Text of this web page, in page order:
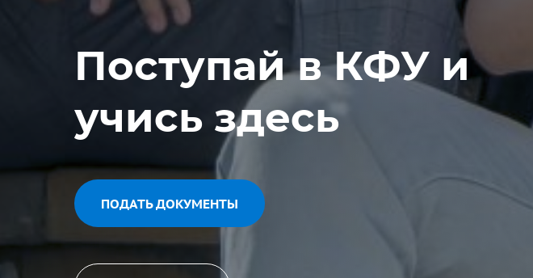
Поступай в КФУ и
учись здесь
ПОДАТЬ ДОКУМЕНТЫ